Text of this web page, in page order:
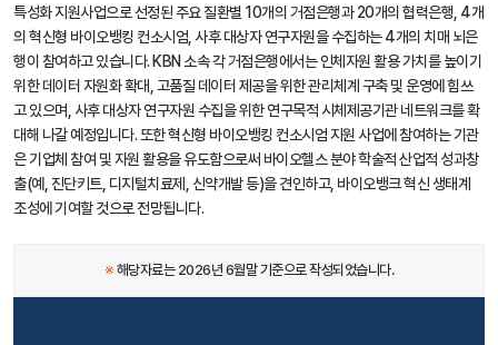
특성화 지원사업으로 선정된 주요 질환별 10개의 거점은행과 20개의 협력은행, 4개
의 혁신형 바이오뱅킹 컨소시엄, 사후 대상자 연구자원을 수집하는 4개의 치매 뇌은
행이 참여하고 있습니다. KBN 소속 각 거점은행에서는 인체자원 활용 가치를 높이기
위한 데이터 자원화 확대, 고품질 데이터 제공을 위한 관리체계 구축 및 운영에 힘쓰
고 있으며, 사후 대상자 연구자원 수집을 위한 연구목적 시체제공기관 네트워크를 확
대해 나갈 예정입니다. 또한 혁신형 바이오뱅킹 컨소시엄 지원 사업에 참여하는 기관
은 기업체 참여 및 자원 활용을 유도함으로써 바이오헬스 분야 학술적 산업적 성과창
출(예, 진단키트, 디지털치료제, 신약개발 등)을 견인하고, 바이오뱅크 혁신 생태계
조성에 기여할 것으로 전망됩니다.
※ 해당자료는 2026년 6월말 기준으로 작성되었습니다.